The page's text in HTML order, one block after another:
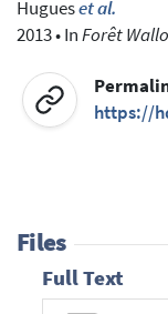
Hugueset al.
2013•InForêt
https://
Files
Full Text